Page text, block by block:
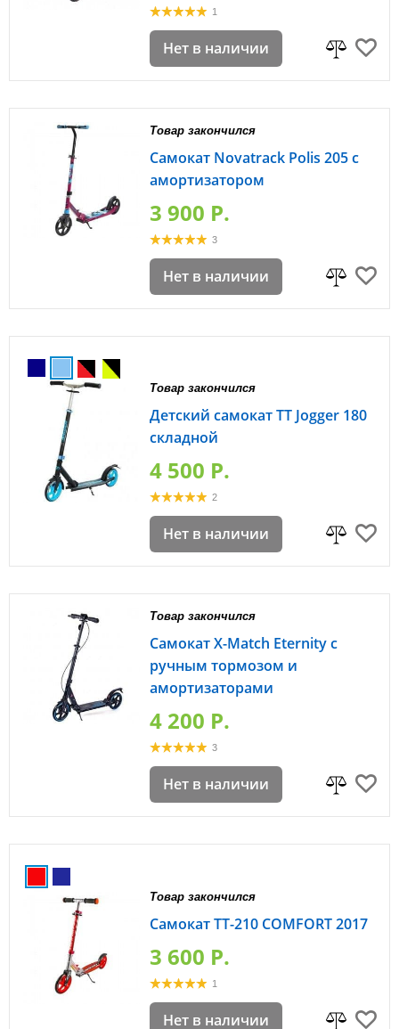
1
Нет в наличии
Товар закончился
Самокат Novatrack Polis 205 с
амортизатором
3 900 P.
3
Нет в наличии
Товар закончился
Детский самокат TT Jogger 180
складной
4 500 P.
2
Нет в наличии
Товар закончился
Самокат X-Match Eternity с
ручным тормозом и
амортизаторами
4 200 P.
3
Нет в наличии
Товар закончился
Самокат TT-210 COMFORT 2017
3 600 P.
1
Нет в наличии